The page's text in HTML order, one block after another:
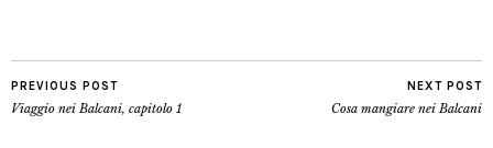
PREVIOUS POST
Viaggio nei Balcani, capitolo 1
NEXT POST
Cosa mangiare nei Balcani